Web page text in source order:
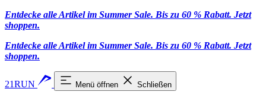
Entdecke alle Artikel im Summer Sale. Bis zu 60 % Rabatt. Jetzt
shoppen.
Entdecke alle Artikel im Summer Sale. Bis zu 60 % Rabatt. Jetzt
shoppen.
21RUN Menü öffnen Schließen